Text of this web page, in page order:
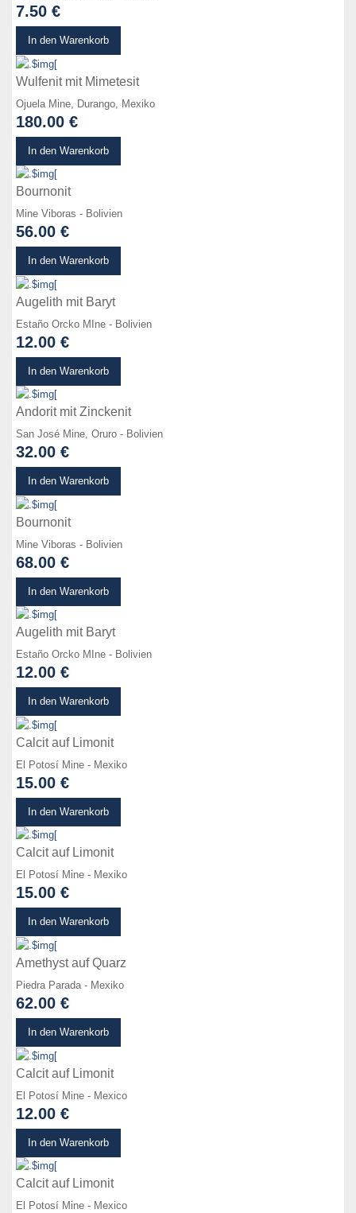
7.50 €
In den Warenkorb
Wulfenit mit Mimetesit
Ojuela Mine, Durango, Mexiko
180.00 €
In den Warenkorb
Bournonit
Mine Viboras - Bolivien
56.00 €
In den Warenkorb
Augelith mit Baryt
Estaño Orcko MIne - Bolivien
12.00 €
In den Warenkorb
Andorit mit Zinckenit
San José Mine, Oruro - Bolivien
32.00 €
In den Warenkorb
Bournonit
Mine Viboras - Bolivien
68.00 €
In den Warenkorb
Augelith mit Baryt
Estaño Orcko MIne - Bolivien
12.00 €
In den Warenkorb
Calcit auf Limonit
El Potosí Mine - Mexiko
15.00 €
In den Warenkorb
Calcit auf Limonit
El Potosí Mine - Mexiko
15.00 €
In den Warenkorb
Amethyst auf Quarz
Piedra Parada - Mexiko
62.00 €
In den Warenkorb
Calcit auf Limonit
El Potosí Mine - Mexico
12.00 €
In den Warenkorb
Calcit auf Limonit
El Potosí Mine - Mexico